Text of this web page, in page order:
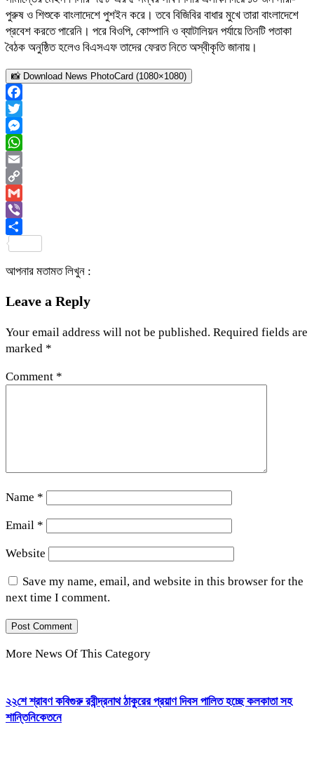
পুরুষ ও শিশুকে বাংলাদেশে পুশইন করে। তবে বিজিবির বাধার মুখে তারা বাংলাদেশে
প্রবেশ করতে পারেনি। পরে বিওপি, কোম্পানি ও ব্যাটালিয়ন পর্যায়ে তিনটি পতাকা
বৈঠক অনুষ্ঠিত হলেও বিএসএফ তাদের ফেরত নিতে অস্বীকৃতি জানায়।
📸 Download News PhotoCard (1080×1080)
Facebook
Twitter
Messenger
WhatsApp
Email
Copy
Link
Gmail
Viber
আপনার মতামত লিখুন :
Leave a Reply
Your email address will not be published. Required fields are
marked *
Comment *
Name *
Email *
Website
Save my name, email, and website in this browser for the
next time I comment.
More News Of This Category
২২শে শ্রাবণ কবিগুরু রবীন্দ্রনাথ ঠাকুরের প্রয়াণ দিবস পালিত হচ্ছে কলকাতা সহ
শান্তিনিকেতনে